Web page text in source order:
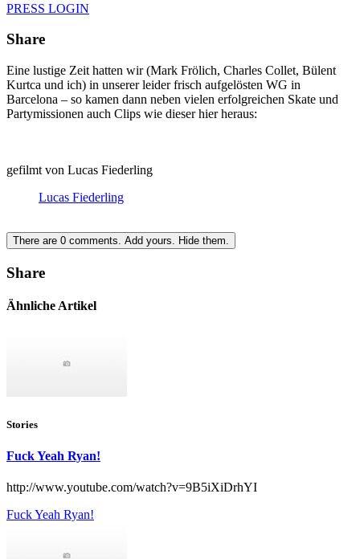
PRESS LOGIN
Share
Eine lustige Zeit hatten wir (Mark Frölich, Charles Collet, Bülent
Kurtca und ich) in unserer leider frisch aufgelösten WG in
Barcelona – so kamen dann neben vielen erfolgreichen Skate und
Partymissionen auch Clips wie dieser hier heraus:
gefilmt von Lucas Fiederling
Lucas Fiederling
There are 0 comments. Add yours. Hide them.
Share
Ähnliche Artikel
Stories
Fuck Yeah Ryan!
http://www.youtube.com/watch?v=9B5iXiDrhYI
Fuck Yeah Ryan!